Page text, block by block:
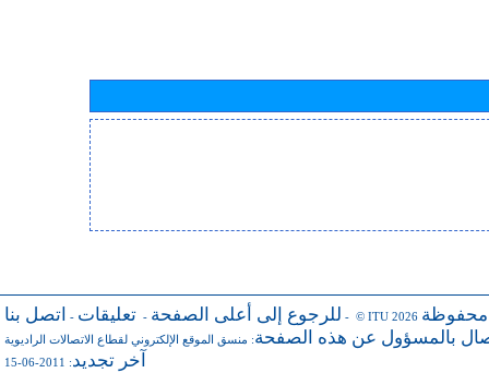
للرجوع إلى أعلى الصفحة - تعليقات - اتصل بنا - © ITU 2026 محفوظة
بالمسؤول عن هذه الصفحة: منسق الموقع الإلكتروني لقطاع الاتصالات الراديوية
آخر تجديد: 2011-06-15